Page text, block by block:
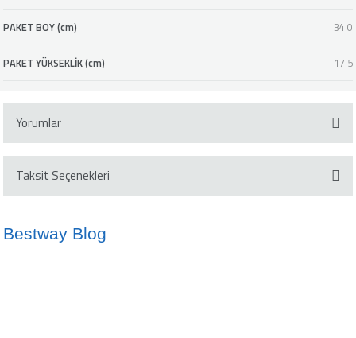
PAKET BOY (cm) 34.0
PAKET YÜKSEKLİK (cm) 17.5
Yorumlar
Bu ürüne ilk yorumu siz yapın!
Taksit Seçenekleri
Bestway Blog